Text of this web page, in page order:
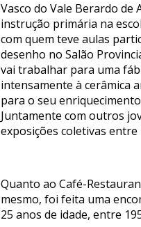
Vasco do Vale Berardo de
instrução primária na
com quem teve aulas
desenho no Salão
vai trabalhar para uma
intensamente à cerâmica
para o seu
Juntamente com outros
exposições coletivas entre
Quanto ao Café-
mesmo, foi feita uma
25 anos de idade, entre